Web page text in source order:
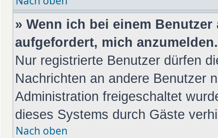
» Wenn ich bei einem
aufgefordert, mich anzumelden.
Nur registrierte Benutzer dürfen
Nachrichten an andere Benutzer
Administration freigeschaltet
dieses Systems durch Gäste
Nach oben